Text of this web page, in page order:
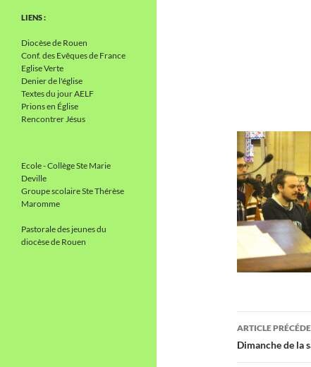
des
ARTICLE
Dimanche de la
LIENS :
Diocèse de Rouen
Conf. des Evêques de France
Eglise Verte
Denier de l'église
Textes du jour AELF
Prions en Église
Rencontrer Jésus
Ecole - Collège Ste Marie
Deville
Groupe scolaire Ste Thérèse
Maromme
Pastorale des jeunes du
diocèse de Rouen